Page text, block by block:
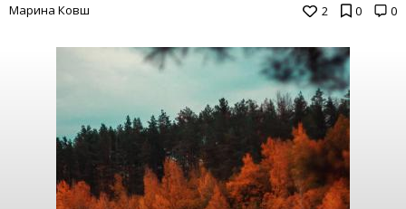
2 0 0
Марина Ковш